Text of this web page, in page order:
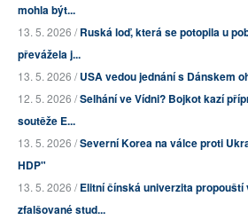
mohla být...
13. 5. 2026 /Ruská loď, která se potopila u
převážela j...
13. 5. 2026 /USA vedou jednání s Dánskem
12. 5. 2026 /Selhání ve Vídni? Bojkot kazí
soutěže E...
13. 5. 2026 /Severní Korea na válce proti
HDP"
13. 5. 2026 /Elitní čínská univerzita
zfalšované stud...